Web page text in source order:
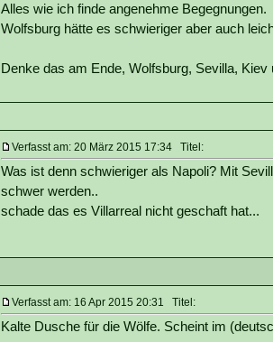
Alles wie ich finde angenehme Begegnungen.
Wolfsburg hätte es schwieriger aber auch
Denke das am Ende, Wolfsburg, Sevilla,
Verfasst am: 20 März 2015 17:34 Titel:
Was ist denn schwieriger als Napoli? Mit
schwer werden..
schade das es Villarreal nicht geschaft hat...
Verfasst am: 16 Apr 2015 20:31 Titel:
Kalte Dusche für die Wölfe. Scheint im